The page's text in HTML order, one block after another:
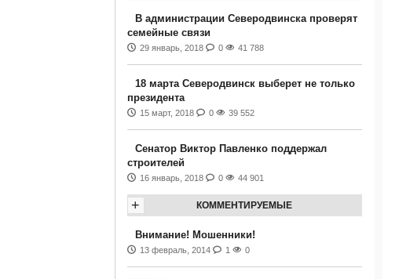
В администрации Северодвинска проверят
семейные связи
29 январь, 2018 0 41 788
18 марта Северодвинск выберет не только
президента
15 март, 2018 0 39 552
Сенатор Виктор Павленко поддержал
строителей
16 январь, 2018 0 44 901
КОММЕНТИРУЕМЫЕ
+
Внимание! Мошенники!
13 февраль, 2014 1 0